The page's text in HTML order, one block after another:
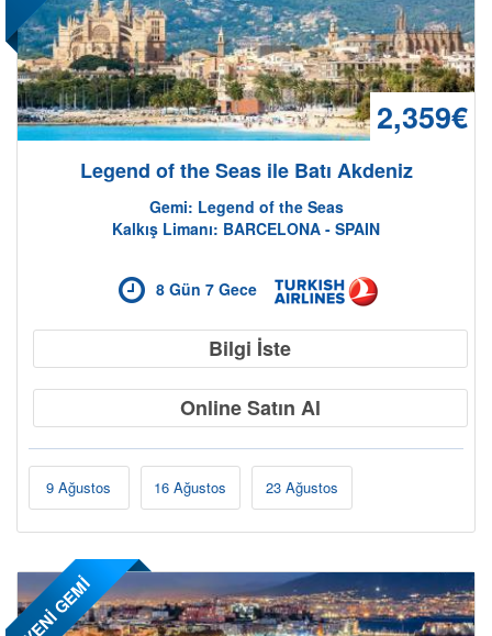
Bölgeler
2,359€
Legend of the Seas ile Batı Akdeniz
Gemi: Legend of the Seas
Kalkış Limanı: BARCELONA - SPAIN
8 Gün 7 Gece
Bilgi İste
Online Satın Al
9 Ağustos 16 Ağustos 23 Ağustos
YENİ GEMİ